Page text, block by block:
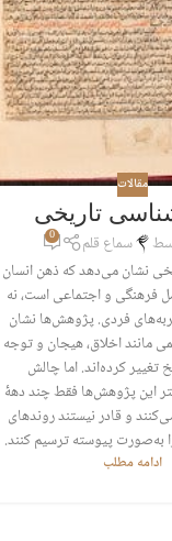
مقالات
تاریخی
سماع قلم 0
نشان می‌دهد که ذهن انسان
فرهنگی و اجتماعی است، نه
فردی. پژوهش‌ها نشان
مانند اخلاق، هیجان و توجه
تغییر کرده‌اند. اما چالش
این پژوهش‌ها فقط چند دهۀ
و قادر نیستند روندهای
به‌صورت پیوسته ترسیم کنند.
ادامه مطلب